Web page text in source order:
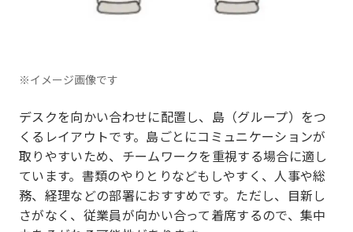
※イメージ画像です
デスクを向かい合わせに配置し、島（グループ）をつ
くるレイアウトです。島ごとにコミュニケーションが
取りやすいため、チームワークを重視する場合に適し
ています。書類のやりとりなどもしやすく、人事や総
務、経理などの部署におすすめです。ただし、目新し
さがなく、従業員が向かい合って着席するので、集中